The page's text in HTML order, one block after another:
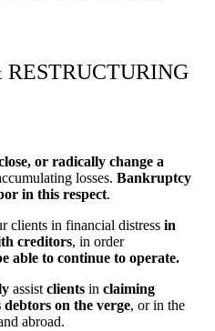
or radically change a
losses. Bankruptcy
in this respect.
clients in financial distress in
creditors, in order
able to continue to operate.
assist clients in claiming
on the verge, or in the
abroad.